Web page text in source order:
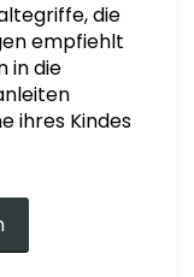
die
empfiehlt
in die
ihres Kindes